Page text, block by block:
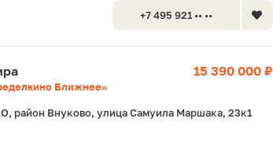
+7 495 921 •• ••
15 390 000 ₽
Ближнее»
район Внуково, улица Самуила Маршака, 23к1